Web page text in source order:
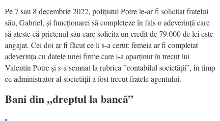
Pe 7 sau 8 decembrie 2022, polițistul Potre le-ar fi solicitat fratelui
său, Gabriel, și funcționarei să completeze în fals o adeverință care
să ateste că prietenul său care solicita un credit de 79.000 de lei este
angajat. Cei doi ar fi făcut ce li s-a cerut: femeia ar fi completat
adeverința cu datele unei firme care i-a aparținut în trecut lui
Valentin Potre și s-a semnat la rubrica ”contabilul societăţii”, în timp
ce administrator al societății a fost trecut fratele agentului.
Bani din „dreptul la bancă”